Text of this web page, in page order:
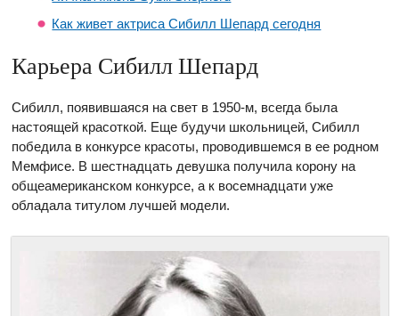
Как живет актриса Сибилл Шепард сегодня
Карьера Сибилл Шепард
Сибилл, появившаяся на свет в 1950-м, всегда была
настоящей красоткой. Еще будучи школьницей, Сибилл
победила в конкурсе красоты, проводившемся в ее родном
Мемфисе. В шестнадцать девушка получила корону на
общеамериканском конкурсе, а к восемнадцати уже
обладала титулом лучшей модели.